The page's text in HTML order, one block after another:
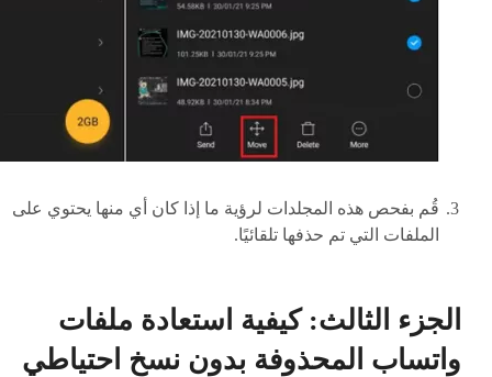
قُم بفحص هذه المجلدات لرؤية ما إذا كان أي منها يحتوي على
الملفات التي تم حذفها تلقائيًا.
الجزء الثالث: كيفية استعادة ملفات
واتساب المحذوفة بدون نسخ احتياطي